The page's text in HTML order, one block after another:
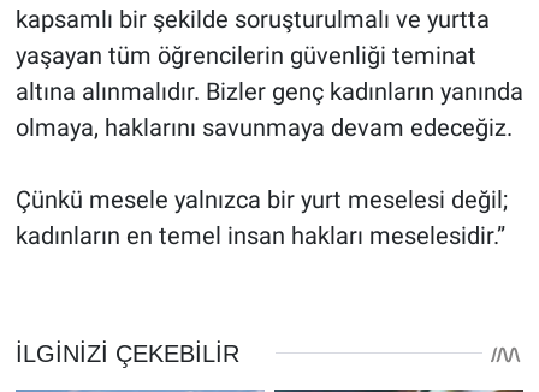
kapsamlı bir şekilde soruşturulmalı ve yurtta
yaşayan tüm öğrencilerin güvenliği teminat
altına alınmalıdır. Bizler genç kadınların yanında
olmaya, haklarını savunmaya devam edeceğiz.
Çünkü mesele yalnızca bir yurt meselesi değil;
kadınların en temel insan hakları meselesidir.”